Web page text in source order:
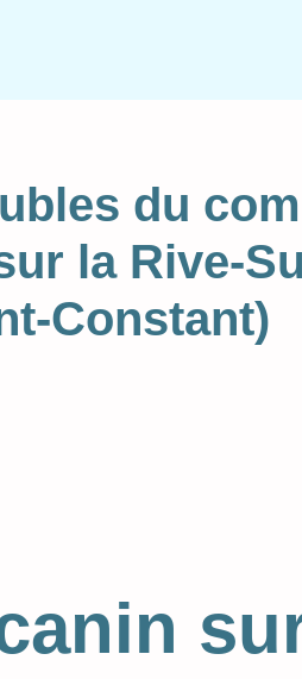
du
la Rive-
Constant)